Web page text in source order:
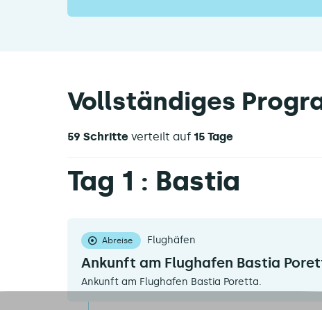
Vollständiges
59 Schritte verteilt auf 15 Tage
Tag 1 : Bastia
Abreise Flughäfen
Ankunft am Flughafen Bastia
Ankunft am Flughafen Bastia Poretta.